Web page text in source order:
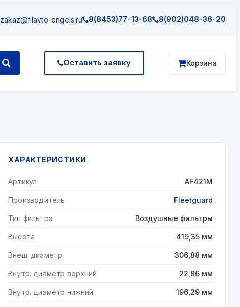
zakaz@filavto-engels.ru 8(8453)77-13-68 8(902)048-36-20
Оставить заявку Корзина
ХАРАКТЕРИСТИКИ
Артикул AF421М
Производитель Fleetguard
Тип фильтра Воздушные фильтры
Высота 419,35 мм
Внеш. диаметр 306,88 мм
Внутр. диаметр верхний 22,86 мм
Внутр. диаметр нижний 196,29 мм